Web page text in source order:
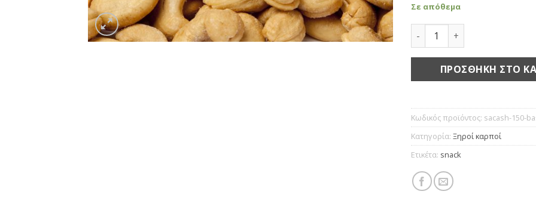
Σε απόθεμα
Κάσιους ψημένα με αλάτι
ΠΡΟΣΘΉΚΗ ΣΤΟ
Κωδικός προϊόντος: sacash-150-
Κατηγορία: Ξηροί καρποί
Ετικέτα: snack